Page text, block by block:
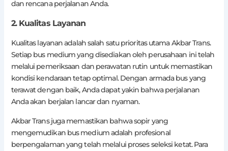
dan rencana perjalanan Anda.
2. Kualitas Layanan
Kualitas layanan adalah salah satu prioritas utama Akbar Trans.
Setiap bus medium yang disediakan oleh perusahaan ini telah
melalui pemeriksaan dan perawatan rutin untuk memastikan
kondisi kendaraan tetap optimal. Dengan armada bus yang
terawat dengan baik, Anda dapat yakin bahwa perjalanan
Anda akan berjalan lancar dan nyaman.
Akbar Trans juga memastikan bahwa sopir yang
mengemudikan bus medium adalah profesional
berpengalaman yang telah melalui proses seleksi ketat. Para